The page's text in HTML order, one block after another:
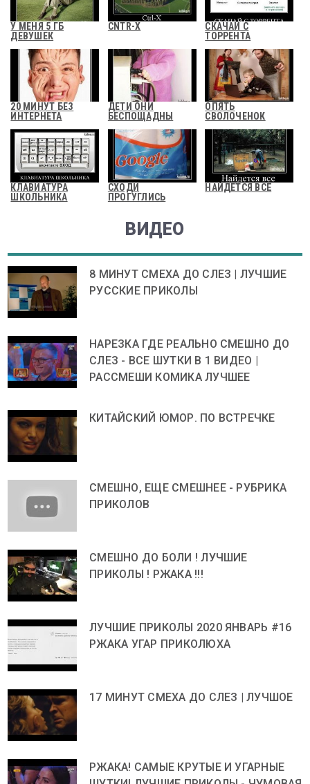
У МЕНЯ 5 ГБ
ДЕВУШЕК
CNTR-X
СКАЧАЙ С
ТОРРЕНТА
20 МИНУТ БЕЗ
ИНТЕРНЕТА
ДЕТИ ОНИ
БЕСПОЩАДНЫ
ОПЯТЬ
СВОЛОЧЕНОК
КЛАВИАТУРА
ШКОЛЬНИКА
СХОДИ
ПРОГУГЛИСЬ
НАЙДЕТСЯ ВСЁ
ВИДЕО
8 МИНУТ СМЕХА ДО СЛЕЗ | ЛУЧШИЕ
РУССКИЕ ПРИКОЛЫ
НАРЕЗКА ГДЕ РЕАЛЬНО СМЕШНО ДО
СЛЕЗ - ВСЕ ШУТКИ В 1 ВИДЕО |
РАССМЕШИ КОМИКА ЛУЧШЕЕ
КИТАЙСКИЙ ЮМОР. ПО ВСТРЕЧКЕ
СМЕШНО, ЕЩЕ СМЕШНЕЕ - РУБРИКА
ПРИКОЛОВ
СМЕШНО ДО БОЛИ ! ЛУЧШИЕ
ПРИКОЛЫ ! РЖАКА !!!
ЛУЧШИЕ ПРИКОЛЫ 2020 ЯНВАРЬ #16
РЖАКА УГАР ПРИКОЛЮХА
17 МИНУТ СМЕХА ДО СЛЕЗ | ЛУЧШОЕ
РЖАКА! САМЫЕ КРУТЫЕ И УГАРНЫЕ